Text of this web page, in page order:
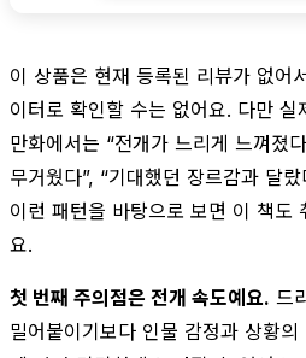
이 상품은 현재 등록된 리뷰가 없어
이터로 확인할 수는 없어요. 다만
만화에서는 “전개가 느리게 느껴졌
무거웠다”, “기대했던 장르감과 달
이런 패턴을 바탕으로 보면 이 책도
요.
첫 번째 주의점은 전개 속도예요. 드
밀어붙이기보다 인물 감정과 상황